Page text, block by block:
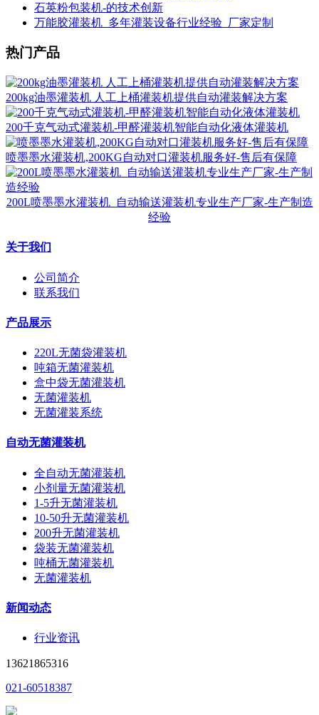
石英粉包装机-的技术创新
万能胶灌装机_多年灌装设备行业经验_厂家定制
热门产品
200kg油墨灌装机 人工上桶灌装机提供自动灌装解决方案
200千克气动式灌装机-甲醛灌装机智能自动化液体灌装机
喷墨墨水灌装机,200KG自动对口灌装机服务好-售后有保障
200L喷墨墨水灌装机_自动输送灌装机专业生产厂家-生产制造
经验
关于我们
公司简介
联系我们
产品展示
220L无菌袋灌装机
吨箱无菌灌装机
盒中袋无菌灌装机
无菌灌装机
无菌灌装系统
自动无菌灌装机
全自动无菌灌装机
小剂量无菌灌装机
1-5升无菌灌装机
10-50升无菌灌装机
200升无菌灌装机
袋装无菌灌装机
吨桶无菌灌装机
无菌灌装机
新闻动态
行业资讯
13621865316
021-60518387